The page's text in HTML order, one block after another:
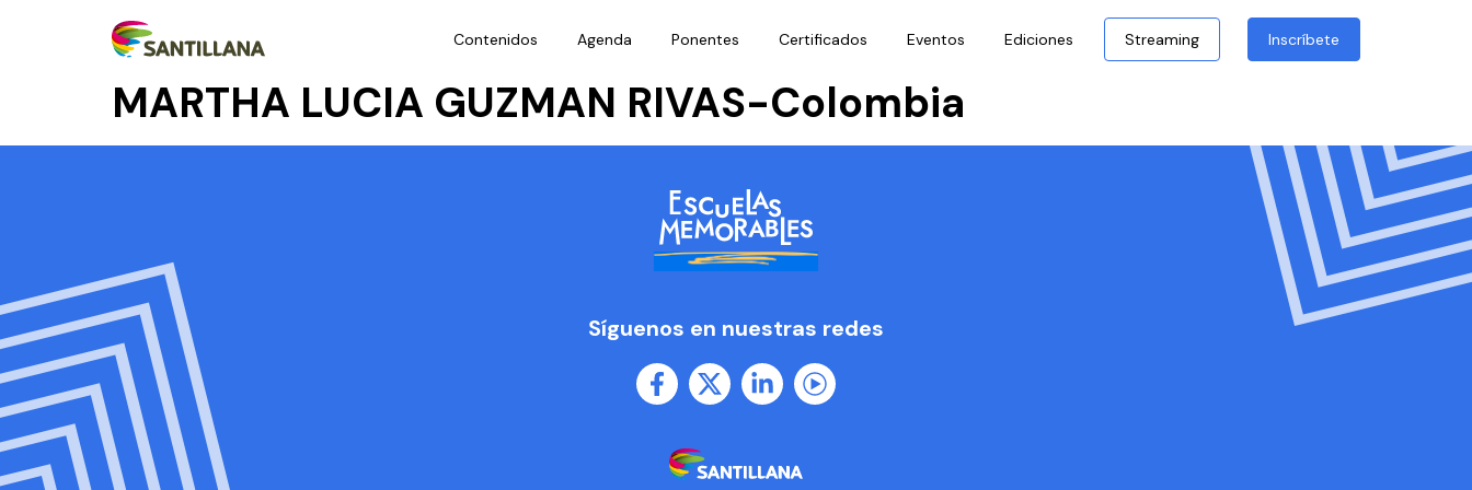
Contenidos Agenda Ponentes Certificados Eventos Ediciones Streaming Inscríbete
MARTHA LUCIA GUZMAN RIVAS-Colombia
Síguenos en nuestras redes